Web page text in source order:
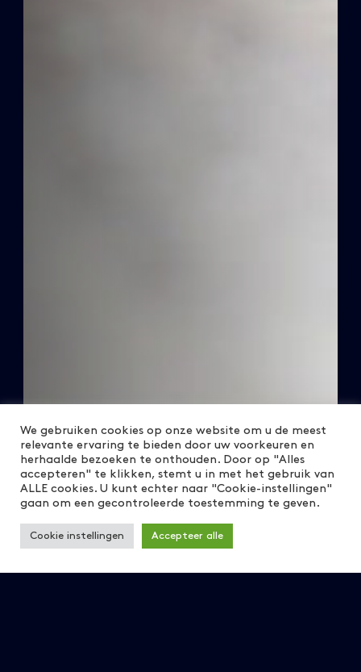
We gebruiken cookies op onze website om u de meest
relevante ervaring te bieden door uw voorkeuren en
herhaalde bezoeken te onthouden. Door op "Alles
accepteren" te klikken, stemt u in met het gebruik van
ALLE cookies. U kunt echter naar "Cookie-instellingen"
gaan om een gecontroleerde toestemming te geven.
Cookie instellingen Accepteer alle